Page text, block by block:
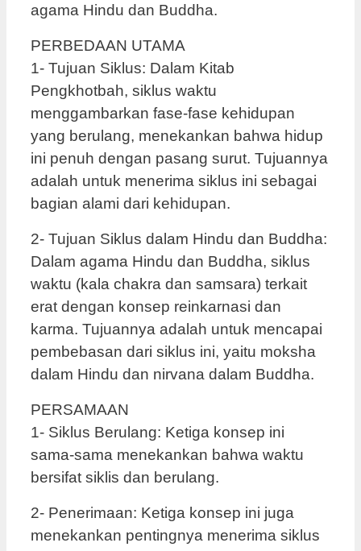
agama Hindu dan Buddha.
PERBEDAAN UTAMA
1- Tujuan Siklus: Dalam Kitab
Pengkhotbah, siklus waktu
menggambarkan fase-fase kehidupan
yang berulang, menekankan bahwa hidup
ini penuh dengan pasang surut. Tujuannya
adalah untuk menerima siklus ini sebagai
bagian alami dari kehidupan.
2- Tujuan Siklus dalam Hindu dan Buddha:
Dalam agama Hindu dan Buddha, siklus
waktu (kala chakra dan samsara) terkait
erat dengan konsep reinkarnasi dan
karma. Tujuannya adalah untuk mencapai
pembebasan dari siklus ini, yaitu moksha
dalam Hindu dan nirvana dalam Buddha.
PERSAMAAN
1- Siklus Berulang: Ketiga konsep ini
sama-sama menekankan bahwa waktu
bersifat siklis dan berulang.
2- Penerimaan: Ketiga konsep ini juga
menekankan pentingnya menerima siklus